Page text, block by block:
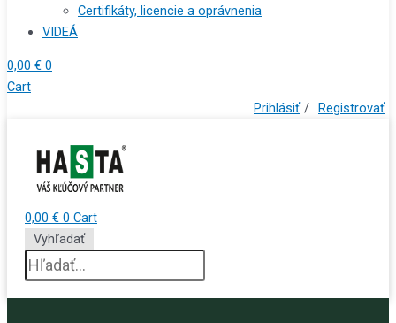
Certifikáty, licencie a oprávnenia
VIDEÁ
0,00 € 0
Cart
Prihlásiť / Registrovať
0,00 € 0 Cart
Vyhľadať